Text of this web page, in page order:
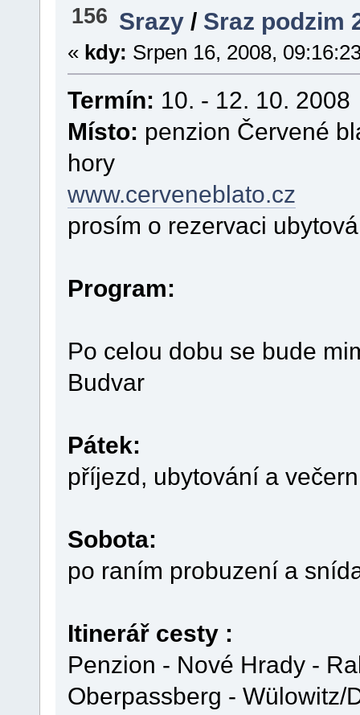
156 Srazy / Sraz podzim
« kdy: Srpen 16, 2008,
Termín: 10. - 12. 10. 2008
Místo: penzion Červené
hory
www.cerveneblato.cz
prosím o rezervaci
Program:
Po celou dobu se bude
Budvar
Pátek:
příjezd, ubytování a
Sobota:
po raním probuzení a
Itinerář cesty :
Penzion - Nové Hrady -
Oberpassberg - Wülowitz/